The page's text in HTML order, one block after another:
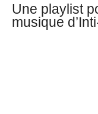
Une playlist
musique